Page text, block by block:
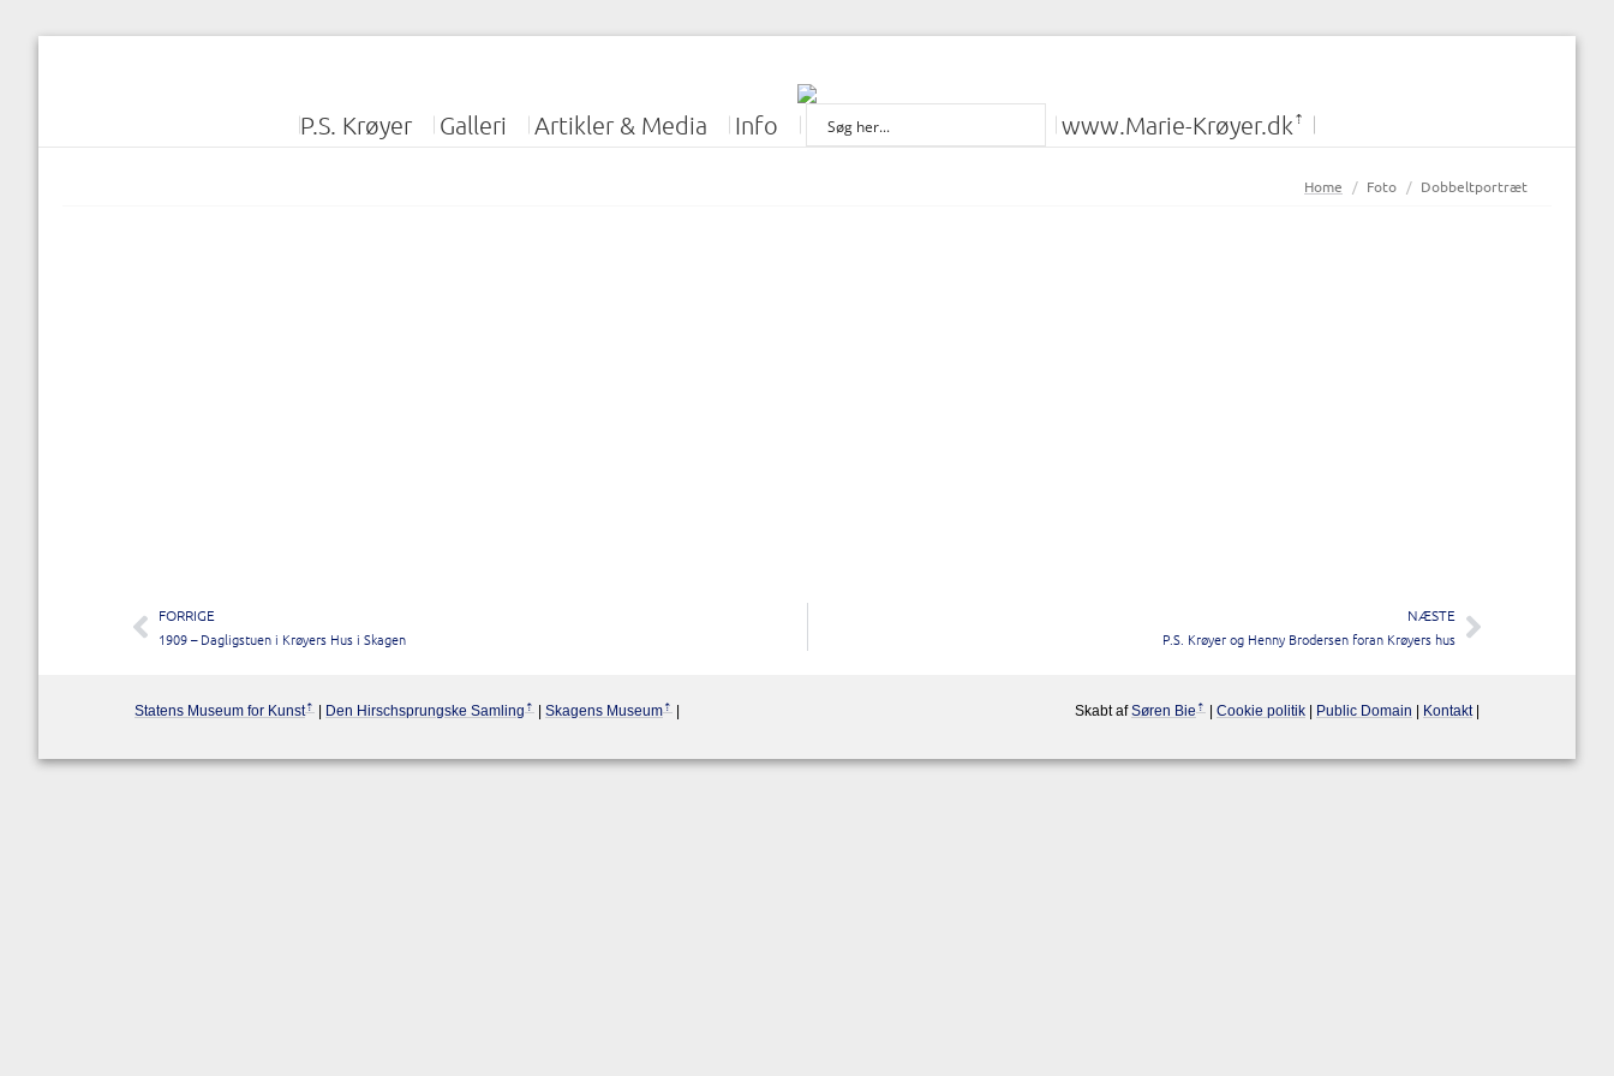
P.S. Krøyer Galleri Artikler & Media Info www.Marie-Krøyer.dk
You are here:
Home Foto Dobbeltportræt
FORRIGE
1909 – Dagligstuen i Krøyers Hus i Skagen
NÆSTE
P.S. Krøyer og Henny Brodersen foran Krøyers hus
Statens Museum for Kunst Den Hirschsprungske Samling Skagens Museum Skabt afSøren Bie Cookie politik Public Domain Kontakt|